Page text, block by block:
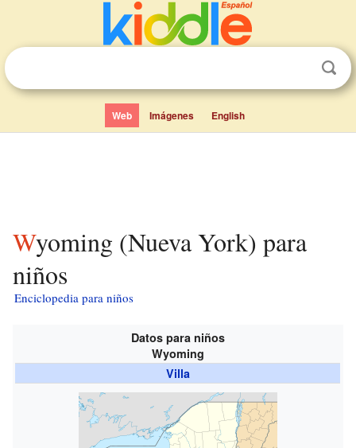
Web Imágenes English
Wyoming (Nueva York) para
niños
Enciclopedia para niños
Datos para niños
Wyoming
Villa